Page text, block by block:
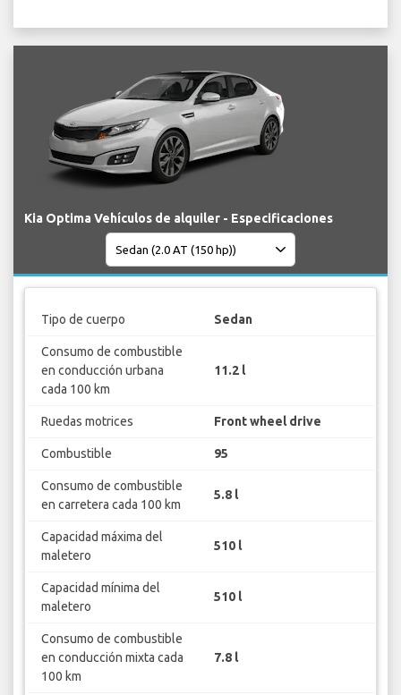
Kia Optima Vehículos de alquiler - Especificaciones
Tipo de cuerpo Sedan
Consumo de combustible
en conducción urbana
cada 100 km
11.2 l
Ruedas motrices Front wheel drive
Combustible 95
Consumo de combustible
en carretera cada 100 km
5.8 l
Capacidad máxima del
maletero
510 l
Capacidad mínima del
maletero
510 l
Consumo de combustible
en conducción mixta cada
100 km
7.8 l